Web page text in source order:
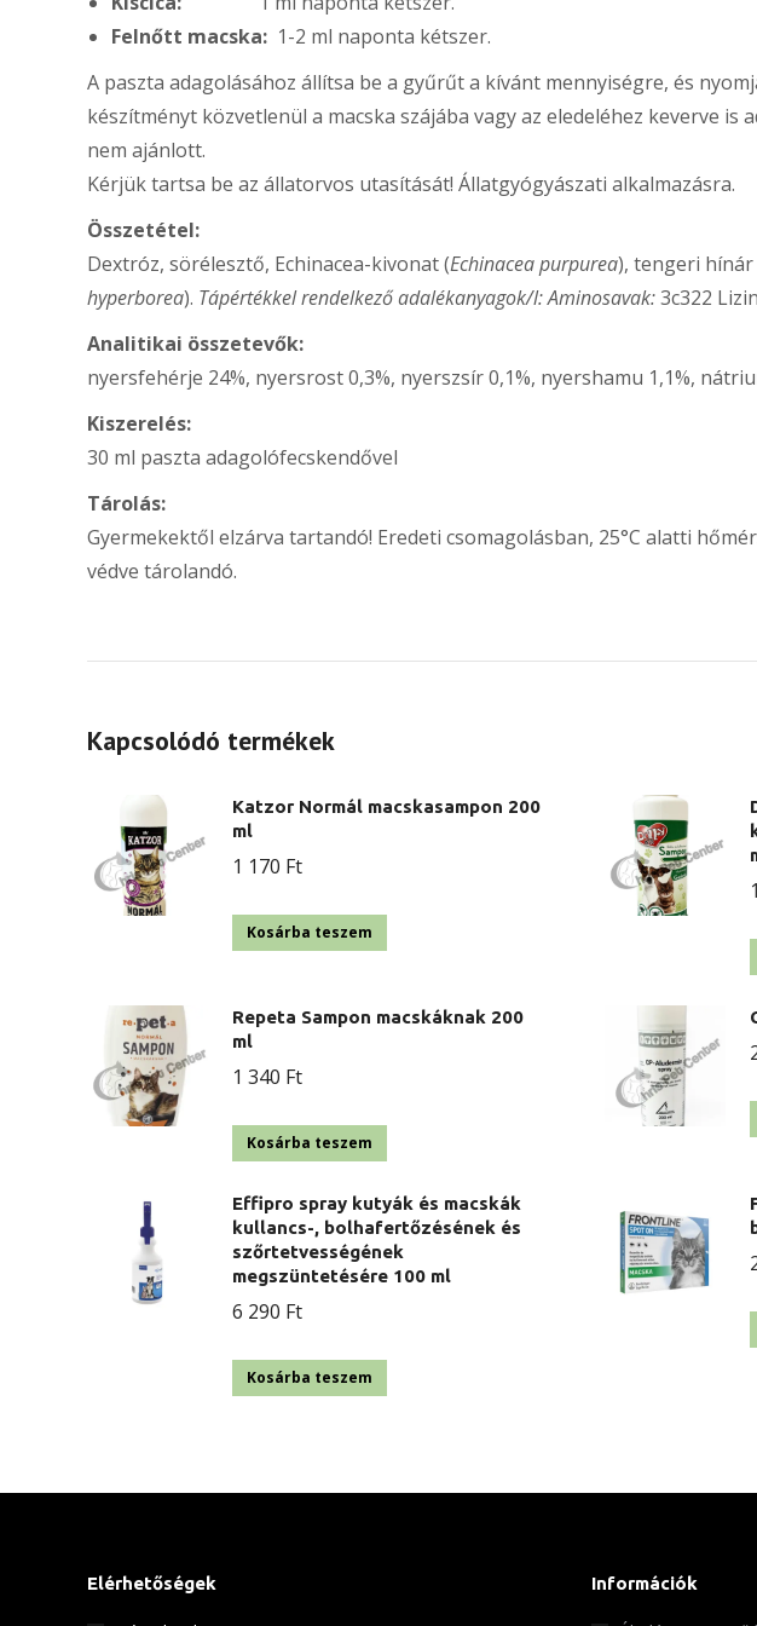
Felnőtt macska: 1-2 ml naponta kétszer.
A paszta adagolásához állítsa be a gyűrűt a kívánt mennyiségre, és
készítményt közvetlenül a macska szájába vagy az eledeléhez keverve is
nem ajánlott.
Kérjük tartsa be az állatorvos utasítását! Állatgyógyászati alkalmazásra.
Összetétel:
Dextróz, sörélesztő, Echinacea-kivonat (Echinacea purpurea), tengeri hínár
hyperborea). Tápértékkel rendelkező adalékanyagok/l: Aminosavak:3c322
Analitikai összetevők:
nyersfehérje 24%, nyersrost 0,3%, nyerszsír 0,1%, nyershamu 1,1%,
Kiszerelés:
30 ml paszta adagolófecskendővel
Tárolás:
Gyermekektől elzárva tartandó! Eredeti csomagolásban, 25°C alatti
védve tárolandó.
Kapcsolódó termékek
Katzor Normál macskasampon 200
ml
1 170 Ft
Kosárba teszem
Repeta Sampon macskáknak 200
ml
1 340 Ft
Kosárba teszem
Effipro spray kutyák és macskák
kullancs-, bolhafertőzésének és
szőrtetvességének
megszüntetésére 100 ml
6 290 Ft
Kosárba teszem
Elérhetőségek Információk